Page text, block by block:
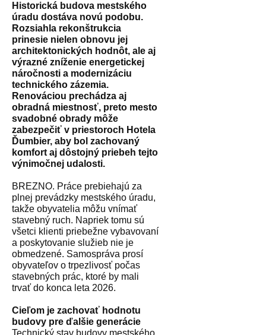
Historická budova mestského
úradu dostáva novú podobu.
Rozsiahla rekonštrukcia
prinesie nielen obnovu jej
architektonických hodnôt, ale aj
výrazné zníženie energetickej
náročnosti a modernizáciu
technického zázemia.
Renováciou prechádza aj
obradná miestnosť, preto mesto
svadobné obrady môže
zabezpečiť v priestoroch Hotela
Ďumbier, aby bol zachovaný
komfort aj dôstojný priebeh tejto
výnimočnej udalosti.
BREZNO. Práce prebiehajú za
plnej prevádzky mestského úradu,
takže obyvatelia môžu vnímať
stavebný ruch. Napriek tomu sú
všetci klienti priebežne vybavovaní
a poskytovanie služieb nie je
obmedzené. Samospráva prosí
obyvateľov o trpezlivosť počas
stavebných prác, ktoré by mali
trvať do konca leta 2026.
Cieľom je zachovať hodnotu
budovy pre ďalšie generácie